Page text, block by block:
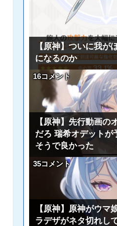
【原神】ついに我が
になるのか
16コメント
【原神】先行動画の
だろ 瑞希オデットが
そうで良かった
35コメント
【原神】原神がウマ
ラデザがネタ切れし